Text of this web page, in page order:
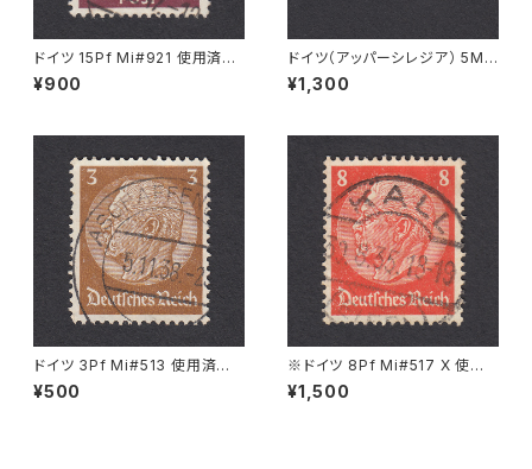
ドイツ 15Pf Mi#921 使用済み
切手｜KIEL 28.3.1947
¥900
ドイツ（アッパーシレジア） 5M
Mi#29 使用済み切手｜MYSL
OWITZ 10.12.1921
¥1,300
ドイツ 3Pf Mi#513 使用済み
切手｜ASCHAFFENBURG 5.1
1.1936
¥500
※ドイツ 8Pf Mi#517 X 使用
済み切手｜KALL 30.8.1935
¥1,500